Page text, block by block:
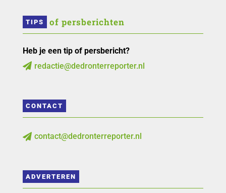
TIPS of persberichten
Heb je een tip of persbericht?
 redactie@dedronterreporter.nl
CONTACT
 contact@dedronterreporter.nl
ADVERTEREN